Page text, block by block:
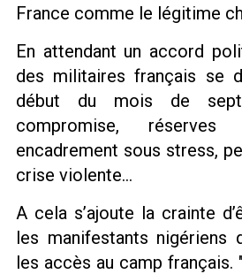
France comme le légitime
En attendant un accord
des militaires français se
début du mois de
compromise, réserves
encadrement sous stress,
crise violente…
A cela s’ajoute la crainte
les manifestants nigériens
les accès au camp français.